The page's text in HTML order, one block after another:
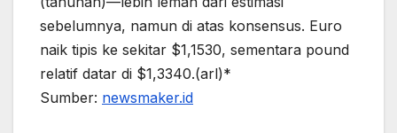
sebelumnya, namun di atas konsensus. Euro
naik tipis ke sekitar $1,1530, sementara pound
relatif datar di $1,3340.(arl)*
Sumber: newsmaker.id